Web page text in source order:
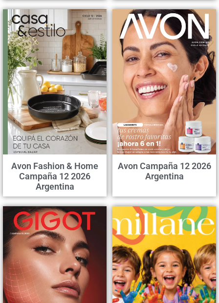
Avon Fashion & Home
Campaña 12 2026
Argentina
Avon Campaña 12 2026
Argentina